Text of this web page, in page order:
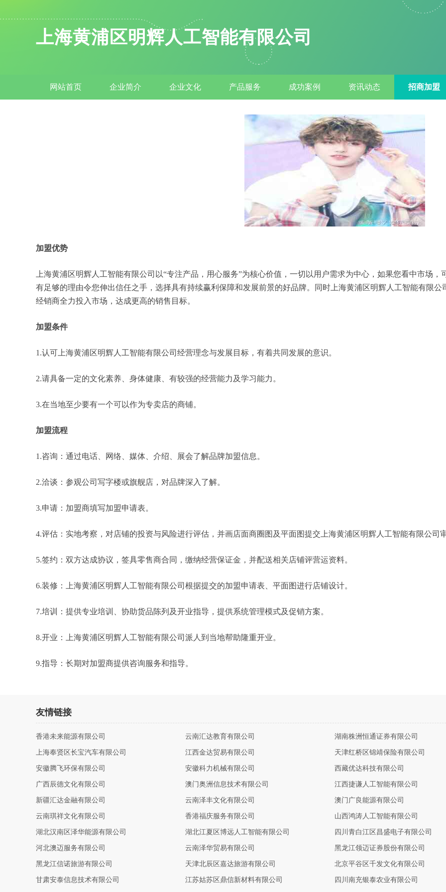
上海黄浦区明辉人工智能有限公司
网站首页 企业简介 企业文化 产品服务 成功案例 资讯动态 招商加盟
加盟优势
上海黄浦区明辉人工智能有限公司以“专注产品，用心服务”为核心价值，一切以用户需求为中心，如果您看中市场
有足够的理由令您伸出信任之手，选择具有持续赢利保障和发展前景的好品牌。同时上海黄浦区明辉人工智能有限
经销商全力投入市场，达成更高的销售目标。
加盟条件
1.认可上海黄浦区明辉人工智能有限公司经营理念与发展目标，有着共同发展的意识。
2.请具备一定的文化素养、身体健康、有较强的经营能力及学习能力。
3.在当地至少要有一个可以作为专卖店的商铺。
加盟流程
1.咨询：通过电话、网络、媒体、介绍、展会了解品牌加盟信息。
2.洽谈：参观公司写字楼或旗舰店，对品牌深入了解。
3.申请：加盟商填写加盟申请表。
4.评估：实地考察，对店铺的投资与风险进行评估，并画店面商圈图及平面图提交上海黄浦区明辉人工智能有限公司
5.签约：双方达成协议，签具零售商合同，缴纳经营保证金，并配送相关店铺评营运资料。
6.装修：上海黄浦区明辉人工智能有限公司根据提交的加盟申请表、平面图进行店铺设计。
7.培训：提供专业培训、协助货品陈列及开业指导，提供系统管理模式及促销方案。
8.开业：上海黄浦区明辉人工智能有限公司派人到当地帮助隆重开业。
9.指导：长期对加盟商提供咨询服务和指导。
友情链接
香港未来能源有限公司 云南汇达教育有限公司 湖南株洲恒通证券有限公司
上海奉贤区长宝汽车有限公司 江西金达贸易有限公司 天津红桥区锦靖保险有限公司
安徽腾飞环保有限公司 安徽科力机械有限公司 西藏优达科技有限公司
广西辰德文化有限公司 澳门奥洲信息技术有限公司 江西捷谦人工智能有限公司
新疆汇达金融有限公司 云南泽丰文化有限公司 澳门广良能源有限公司
云南琪祥文化有限公司 香港福庆服务有限公司 山西鸿涛人工智能有限公司
湖北汉南区泽华能源有限公司 湖北江夏区博远人工智能有限公司 四川青白江区昌盛电子有限公司
河北澳迈服务有限公司 云南泽华贸易有限公司 黑龙江领迈证券股份有限公司
黑龙江信诺旅游有限公司 天津北辰区嘉达旅游有限公司 北京平谷区千发文化有限公司
甘肃安泰信息技术有限公司 江苏姑苏区鼎信新材料有限公司 四川南充银泰农业有限公司